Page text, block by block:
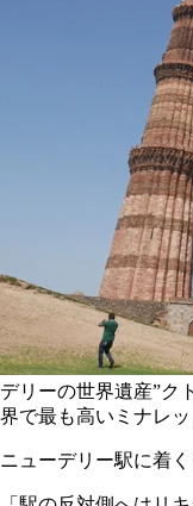
デリーの世界遺産”ク
界で最も高いミナレッ
ニューデリー駅に着く